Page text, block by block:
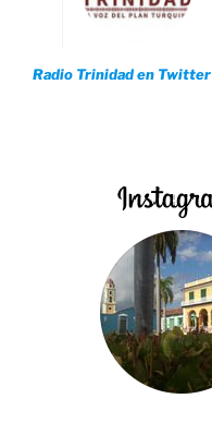
Radio Trinidad en Twitter